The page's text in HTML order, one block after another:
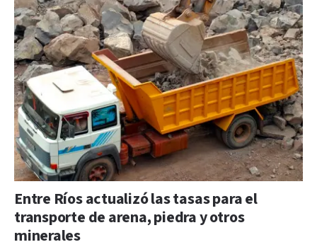
Entre Ríos actualizó las tasas para el
transporte de arena, piedra y otros
minerales